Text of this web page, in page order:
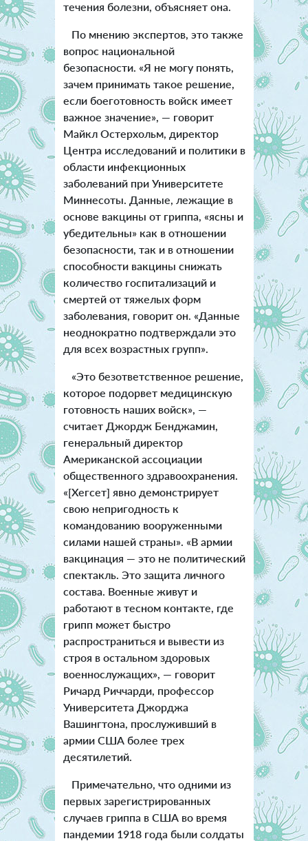
течения болезни, объясняет она.
По мнению экспертов, это также
вопрос национальной
безопасности. «Я не могу понять,
зачем принимать такое решение,
если боеготовность войск имеет
важное значение», — говорит
Майкл Остерхольм, директор
Центра исследований и политики в
области инфекционных
заболеваний при Университете
Миннесоты. Данные, лежащие в
основе вакцины от гриппа, «ясны и
убедительны» как в отношении
безопасности, так и в отношении
способности вакцины снижать
количество госпитализаций и
смертей от тяжелых форм
заболевания, говорит он. «Данные
неоднократно подтверждали это
для всех возрастных групп».
«Это безответственное решение,
которое подорвет медицинскую
готовность наших войск», —
считает Джордж Бенджамин,
генеральный директор
Американской ассоциации
общественного здравоохранения.
«[Хегсет] явно демонстрирует
свою непригодность к
командованию вооруженными
силами нашей страны». «В армии
вакцинация — это не политический
спектакль. Это защита личного
состава. Военные живут и
работают в тесном контакте, где
грипп может быстро
распространиться и вывести из
строя в остальном здоровых
военнослужащих», — говорит
Ричард Риччарди, профессор
Университета Джорджа
Вашингтона, прослуживший в
армии США более трех
десятилетий.
Примечательно, что одними из
первых зарегистрированных
случаев гриппа в США во время
пандемии 1918 года были солдаты